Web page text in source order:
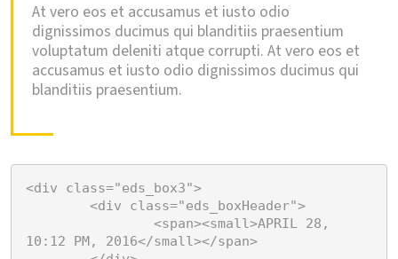
At vero eos et accusamus et iusto odio
dignissimos ducimus qui blanditiis praesentium
voluptatum deleniti atque corrupti. At vero eos et
accusamus et iusto odio dignissimos ducimus qui
blanditiis praesentium.
<div class="eds_box3">
10:12 PM, 2016</small></span>